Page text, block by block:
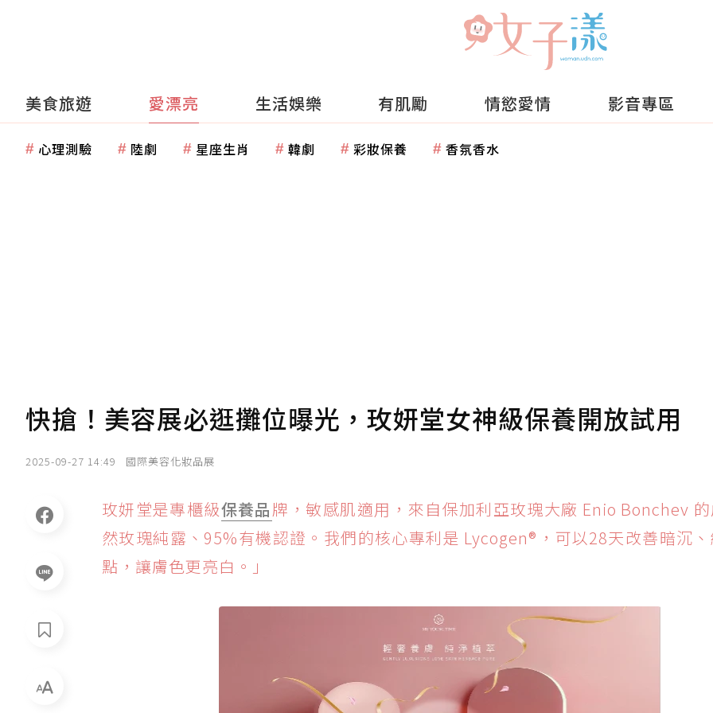
美食旅遊 愛漂亮 生活娛樂 有肌勵 情慾愛情 影音專區
心理測驗 陸劇 星座生肖 韓劇 彩妝保養 香氛香水
快搶！美容展必逛攤位曝光，玫妍堂女神級保養開放試用
2025-09-27 14:49 國際美容化妝品展
玫妍堂是專櫃級保養品牌，敏感肌適用，來自保加利亞玫瑰大廠 Enio Bonchev
然玫瑰純露、95%有機認證。我們的核心專利是 Lycogen®，可以28天改善暗沉
點，讓膚色更亮白。」